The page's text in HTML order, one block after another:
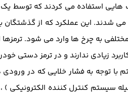
استفاده می کردند که توسط
شدند. این عملکرد که از
به چرخ ها وارد می شود. ترمزها
زیادی ندارند و در ترمز دستی
با توجه به فشار خلایی که در
کنترل کننده الکترونیکی ) ،